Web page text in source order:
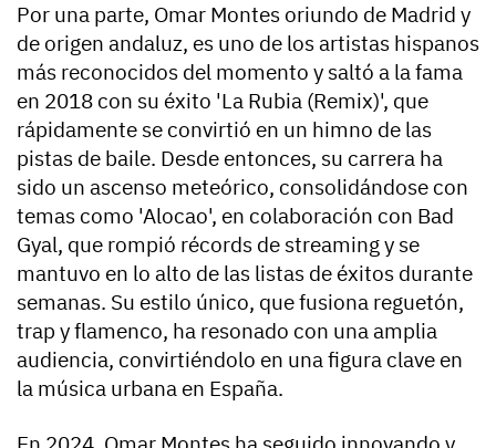
Por una parte, Omar Montes oriundo de Madrid y
de origen andaluz, es uno de los artistas hispanos
más reconocidos del momento y saltó a la fama
en 2018 con su éxito 'La Rubia (Remix)', que
rápidamente se convirtió en un himno de las
pistas de baile. Desde entonces, su carrera ha
sido un ascenso meteórico, consolidándose con
temas como 'Alocao', en colaboración con Bad
Gyal, que rompió récords de streaming y se
mantuvo en lo alto de las listas de éxitos durante
semanas. Su estilo único, que fusiona reguetón,
trap y flamenco, ha resonado con una amplia
audiencia, convirtiéndolo en una figura clave en
la música urbana en España.